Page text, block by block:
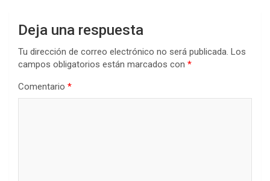
Deja una respuesta
Tu dirección de correo electrónico no será publicada. Los
campos obligatorios están marcados con *
Comentario *